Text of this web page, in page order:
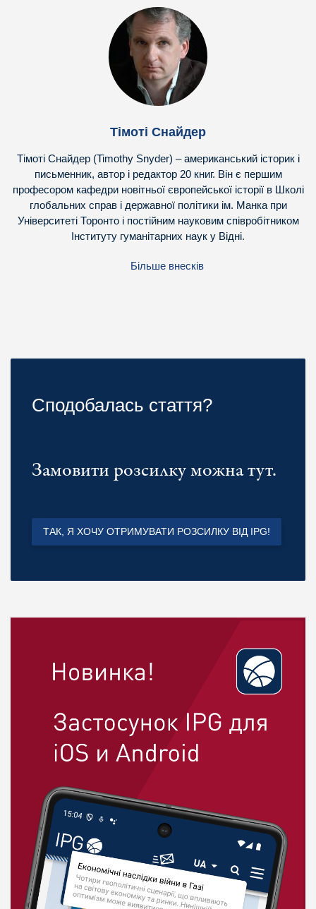
Тімоті Снайдер
Тімоті Снайдер (Timothy Snyder) – американський історик і
письменник, автор і редактор 20 книг. Він є першим
професором кафедри новітньої європейської історії в Школі
глобальних справ і державної політики ім. Манка при
Університеті Торонто і постійним науковим співробітником
Інституту гуманітарних наук у Відні.
Більше внесків
Сподобалась стаття?
Замовити розсилку можна тут.
ТАК, Я ХОЧУ ОТРИМУВАТИ РОЗСИЛКУ ВІД IPG!